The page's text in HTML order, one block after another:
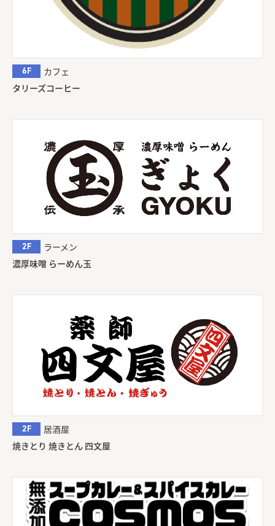
6F
カフェ
タリーズコーヒー
2F
ラーメン
濃厚味噌 らーめん玉
2F
居酒屋
焼きとり 焼きとん 四文屋